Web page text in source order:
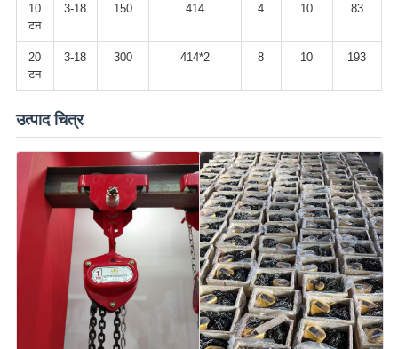
10
टन
3-18 150 414 4 10 83
20
टन
3-18 300 414*2 8 10 193
उत्पाद चित्र